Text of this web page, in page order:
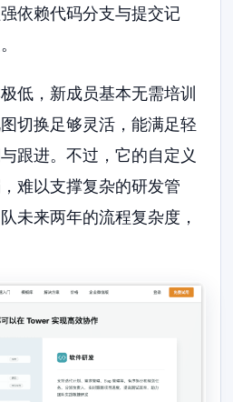
依赖代码分支与提交记
极低，新成员基本无需培训
切换足够灵活，能满足轻
跟进。不过，它的自定义
难以支撑复杂的研发管
未来两年的流程复杂度，